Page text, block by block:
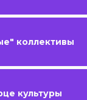
коллективы
культуры